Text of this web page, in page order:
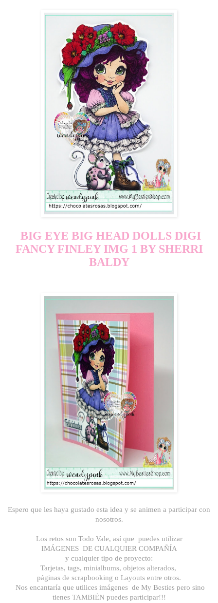
BIG EYE BIG HEAD DOLLS DIGI
FANCY FINLEY IMG 1 BY SHERRI
BALDY
Espero que les haya gustado esta idea y se animen a participar con
nosotros.
Los retos son Todo Vale, así que puedes utilizar
IMÁGENES DE CUALQUIER COMPAÑÍA
y cualquier tipo de proyecto:
Tarjetas, tags, minialbums, objetos alterados,
páginas de scrapbooking o Layouts entre otros.
Nos encantaría que utilices imágenes de My Besties pero sino
tienes TAMBIÉN puedes participar!!!